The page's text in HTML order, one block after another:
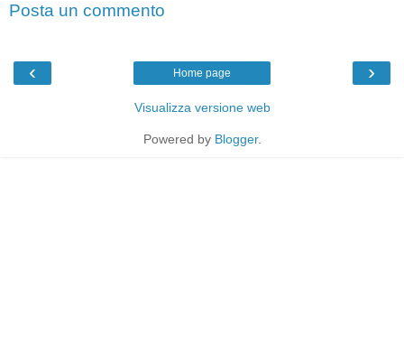
Posta un commento
‹ ›
Home page
Visualizza versione web
Powered by Blogger.